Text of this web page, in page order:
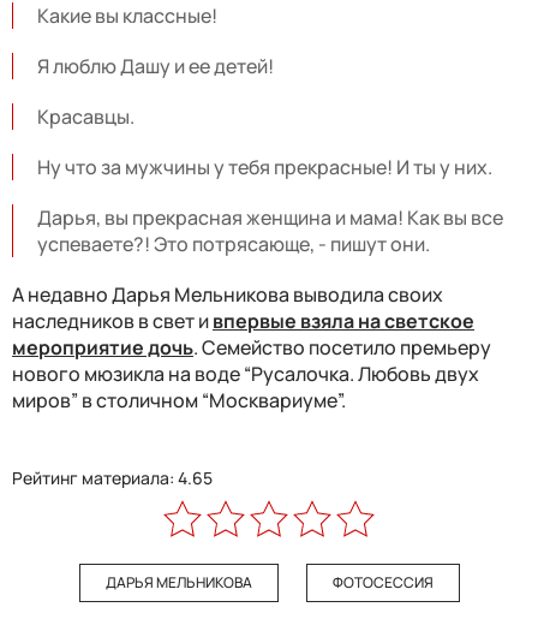
Какие вы классные!
Я люблю Дашу и ее детей!
Красавцы.
Ну что за мужчины у тебя прекрасные! И ты у них.
Дарья, вы прекрасная женщина и мама! Как вы все
успеваете?! Это потрясающе, - пишут они.
А недавно Дарья Мельникова выводила своих
наследников в свет ивпервые взяла на светское
мероприятие дочь. Семейство посетило премьеру
нового мюзикла на воде “Русалочка. Любовь двух
миров” в столичном “Москвариуме”.
Рейтинг материала: 4.65
ДАРЬЯ МЕЛЬНИКОВА ФОТОСЕССИЯ